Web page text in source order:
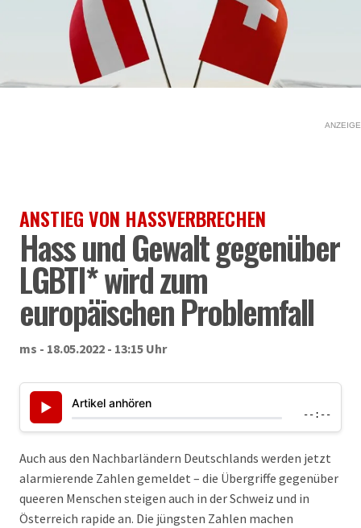
ANZEIGE
ANSTIEG VON HASSVERBRECHEN
Hass und Gewalt gegenüber
LGBTI* wird zum
europäischen Problemfall
ms - 18.05.2022 - 13:15 Uhr
▶ Artikel anhören
--:--
Auch aus den Nachbarländern Deutschlands werden jetzt
alarmierende Zahlen gemeldet – die Übergriffe gegenüber
queeren Menschen steigen auch in der Schweiz und in
Österreich rapide an. Die jüngsten Zahlen machen